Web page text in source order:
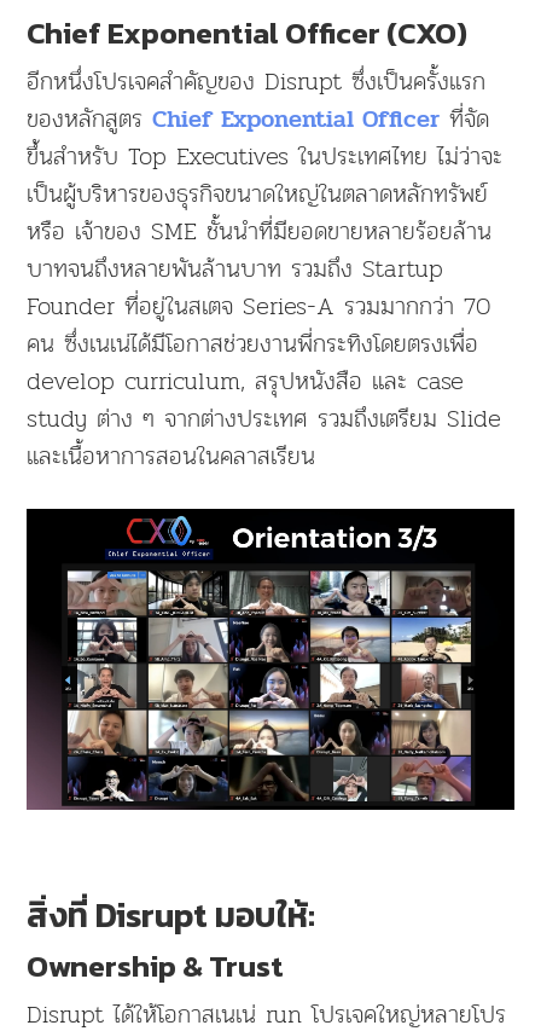
Chief Exponential Officer (CXO)
อีกหนึ่งโปรเจคสำคัญของ Disrupt ซึ่งเป็นครั้งแรก
ของหลักสูตรChief Exponential Officer ที่จัด
ขึ้นสำหรับ Top Executives ในประเทศไทย ไม่ว่าจะ
เป็นผู้บริหารของธุรกิจขนาดใหญ่ในตลาดหลักทรัพย์
หรือ เจ้าของ SME ชั้นนำที่มียอดขายหลายร้อยล้าน
บาทจนถึงหลายพันล้านบาท รวมถึง Startup
Founder ที่อยู่ในสเตจ Series-A รวมมากกว่า 70
คน ซึ่งเนเน่ได้มีโอกาสช่วยงานพี่กระทิงโดยตรงเพื่อ
develop curriculum, สรุปหนังสือ และ case
study ต่าง ๆ จากต่างประเทศ รวมถึงเตรียม Slide
และเนื้อหาการสอนในคลาสเรียน
สิ่งที่ Disrupt มอบให้:
Ownership & Trust
Disrupt ได้ให้โอกาสเนเน่ run โปรเจคใหญ่หลายโปร